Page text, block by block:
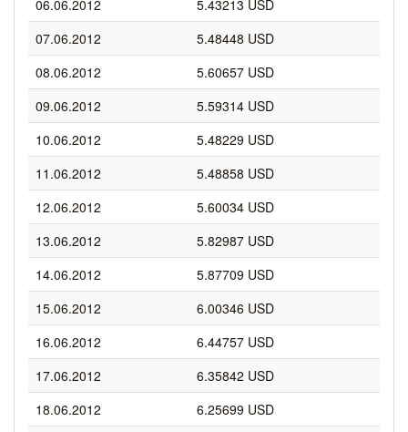
06.06.2012
5.43213 USD
07.06.2012
5.48448 USD
08.06.2012
5.60657 USD
09.06.2012
5.59314 USD
10.06.2012
5.48229 USD
11.06.2012
5.48858 USD
12.06.2012
5.60034 USD
13.06.2012
5.82987 USD
14.06.2012
5.87709 USD
15.06.2012
6.00346 USD
16.06.2012
6.44757 USD
17.06.2012
6.35842 USD
18.06.2012
6.25699 USD